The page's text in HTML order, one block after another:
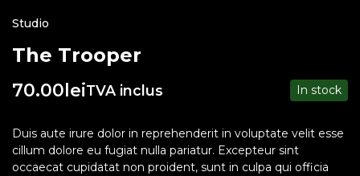
Studio
The Trooper
70.00leiTVA inclus In stock
Duis aute irure dolor in reprehenderit in voluptate velit esse
cillum dolore eu fugiat nulla pariatur. Excepteur sint
occaecat cupidatat non proident, sunt in culpa qui officia